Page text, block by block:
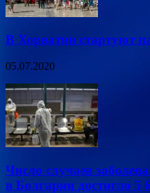
В Хорватии стартуют
05.07.2020
Число случаев
в Болгарии достигло 5